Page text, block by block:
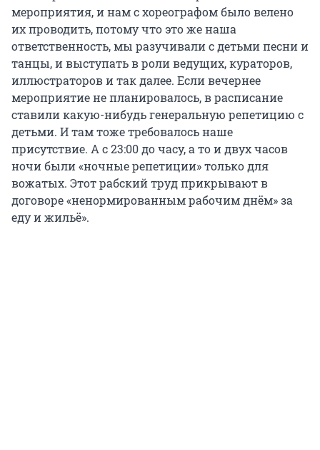
мероприятия, и нам с хореографом было велено
их проводить, потому что это же наша
ответственность, мы разучивали с детьми песни и
танцы, и выступать в роли ведущих, кураторов,
иллюстраторов и так далее. Если вечернее
мероприятие не планировалось, в расписание
ставили какую-нибудь генеральную репетицию с
детьми. И там тоже требовалось наше
присутствие. А с 23:00 до часу, а то и двух часов
ночи были «ночные репетиции» только для
вожатых. Этот рабский труд прикрывают в
договоре «ненормированным рабочим днём» за
еду и жильё».